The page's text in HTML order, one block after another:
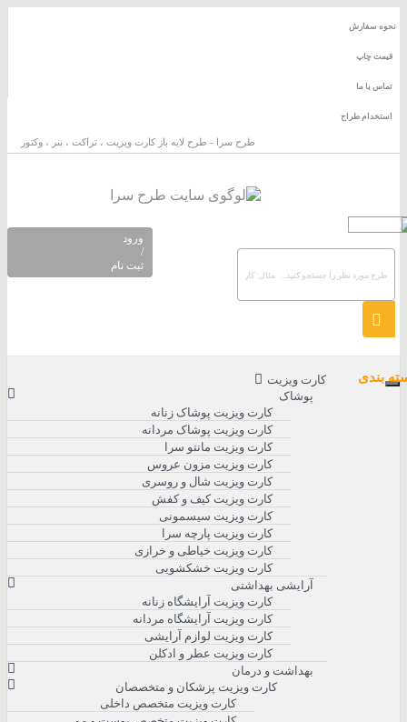
سفارش
چاپ
با ما
طراح
طرح سرا - طرح لایه باز کارت ویزیت ، تراکت ، بنر ، وکتور
ثبت نام
کارت ویزیت
پوشاک
کارت ویزیت پوشاک زنانه
کارت ویزیت پوشاک مردانه
کارت ویزیت مانتو سرا
کارت ویزیت مزون عروس
کارت ویزیت شال و روسری
کارت ویزیت کیف و کفش
کارت ویزیت سیسمونی
کارت ویزیت پارچه سرا
کارت ویزیت خیاطی و خرازی
کارت ویزیت خشکشویی
آرایشی بهداشتی
کارت ویزیت آرایشگاه زنانه
کارت ویزیت آرایشگاه مردانه
کارت ویزیت لوازم آرایشی
کارت ویزیت عطر و ادکلن
بهداشت و درمان
کارت ویزیت پزشکان و متخصصان
کارت ویزیت متخصص داخلی